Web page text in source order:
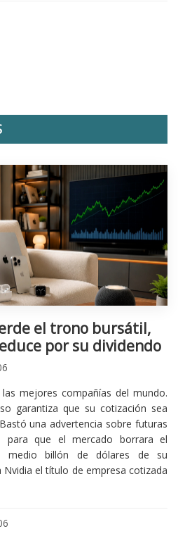
el trono bursátil,
por su dividendo
mejores compañías del mundo.
garantiza que su cotización sea
una advertencia sobre futuras
para que el mercado borrara el
medio billón de dólares de su
el título de empresa cotizada